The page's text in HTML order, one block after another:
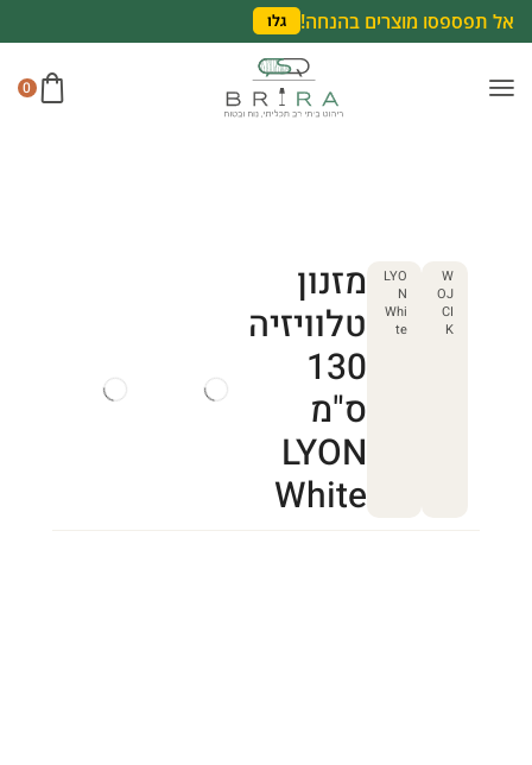
אל תפספסו מוצרים בהנחה! גלו
0
W
OJ
CI
K
LYO
N
Whi
te
מזנון
טלוויזיה
130
ס"מ
LYON
White